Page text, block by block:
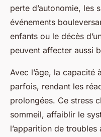
perte d’autonomie, les
événements
enfants ou le décès
peuvent affecter aussi
Avec l’âge, la capacité
parfois, rendant les
prolongées. Ce stress
sommeil, affaiblir le
l’apparition de